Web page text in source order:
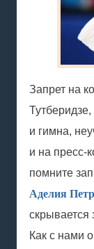
Запрет на
Тутберидзе,
и гимна,
и на
помните
Аделия
скрывается
Как с нами